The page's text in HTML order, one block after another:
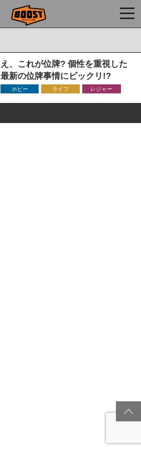
え、これが位牌? 個性を重視した
最新の位牌事情にビックリ!?
ホビー ライフ レジャー